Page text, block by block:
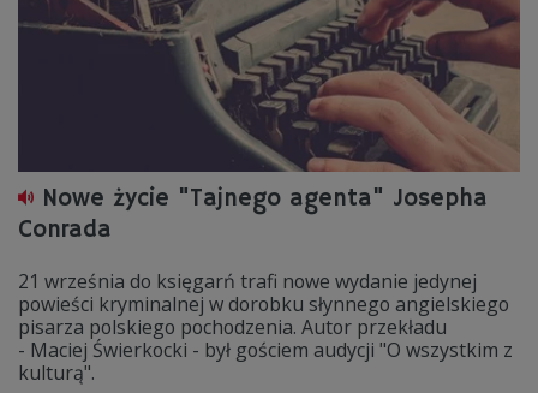
Nowe życie "Tajnego agenta" Josepha
Conrada
21 września do księgarń trafi nowe wydanie jedynej
powieści kryminalnej w dorobku słynnego angielskiego
pisarza polskiego pochodzenia. Autor przekładu
- Maciej Świerkocki - był gościem audycji "O wszystkim z
kulturą".